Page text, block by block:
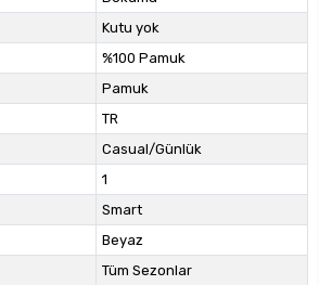
Kutu yok
%100 Pamuk
Pamuk
TR
Casual/Günlük
1
Smart
Beyaz
Tüm Sezonlar